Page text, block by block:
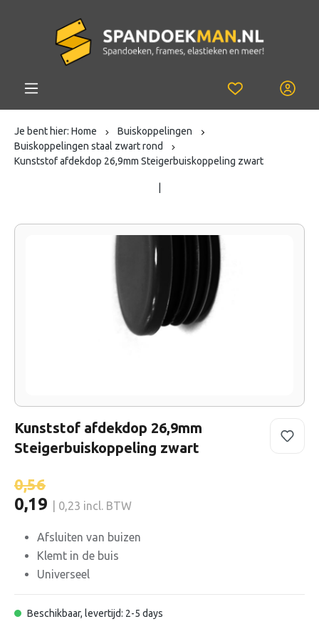
Je bent hier: Home
Buiskoppelingen
Buiskoppelingen staal zwart rond
Kunststof afdekdop 26,9mm Steigerbuiskoppeling zwart
Kunststof afdekdop 26,9mm
Steigerbuiskoppeling zwart
0,19 | 0,23 incl. BTW
0,56
Afsluiten van buizen
Klemt in de buis
Universeel
Beschikbaar, levertijd: 2-5 days